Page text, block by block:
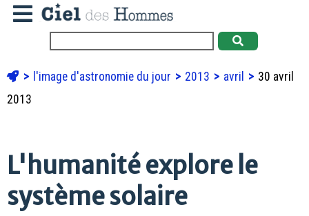
l'image d'astronomie du jour 2013 avril
30 avril
2013
L'humanité explore le
système solaire